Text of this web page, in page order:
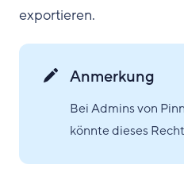
exportieren.
Anmerkung
Bei Admins von
könnte dieses